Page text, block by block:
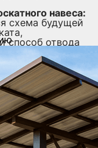
навеса:
схема будущей
способ отвода
от задачи
фундамента,
стоек в
или
прочность
навесов
с соблюдением